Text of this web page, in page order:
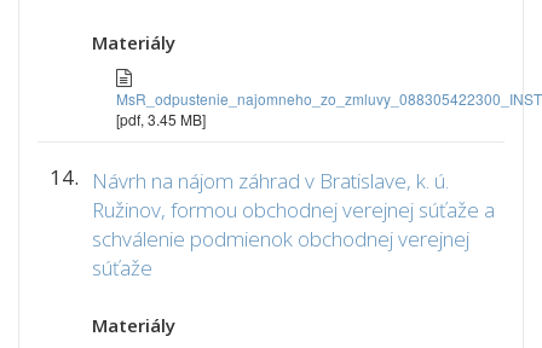
Materiály
[pdf, 3.45 MB]
14.
Návrh na nájom záhrad v Bratislave, k. ú.
Ružinov, formou obchodnej verejnej súťaže a
schválenie podmienok obchodnej verejnej
súťaže
Materiály